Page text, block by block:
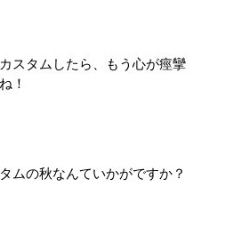
スタムしたら、もう心が痙攣
！
ムの秋なんていかがですか？